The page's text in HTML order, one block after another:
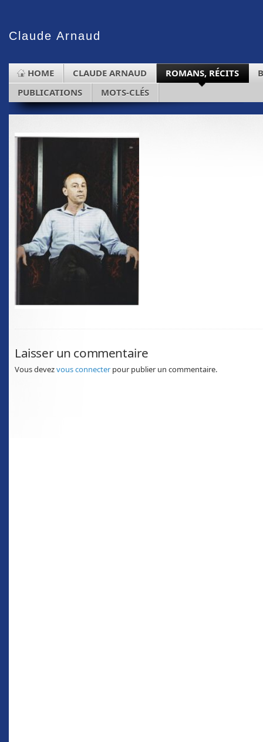
Claude Arnaud
HOME CLAUDE ARNAUD ROMANS, RÉCITS
PUBLICATIONS
MOTS-CLÉS
Laisser un commentaire
Vous devezvous connecter pour publier un commentaire.